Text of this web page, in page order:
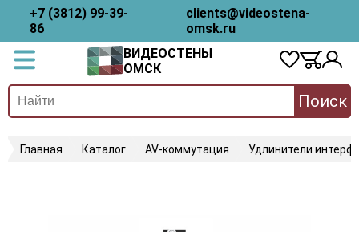
+7 (3812) 99-39-
86
clients@videostena-
omsk.ru
ВИДЕОСТЕНЫ
ОМСК
Поиск
Главная Каталог AV-коммутация Удлинители